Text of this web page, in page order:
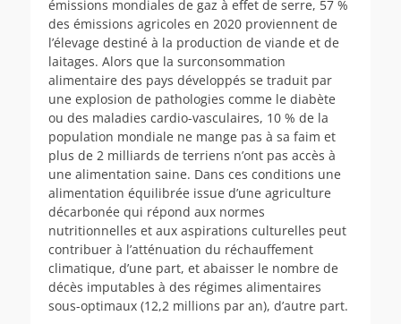
émissions mondiales de gaz à effet de serre, 57 %
des émissions agricoles en 2020 proviennent de
l’élevage destiné à la production de viande et de
laitages. Alors que la surconsommation
alimentaire des pays développés se traduit par
une explosion de pathologies comme le diabète
ou des maladies cardio-vasculaires, 10 % de la
population mondiale ne mange pas à sa faim et
plus de 2 milliards de terriens n’ont pas accès à
une alimentation saine. Dans ces conditions une
alimentation équilibrée issue d’une agriculture
décarbonée qui répond aux normes
nutritionnelles et aux aspirations culturelles peut
contribuer à l’atténuation du réchauffement
climatique, d’une part, et abaisser le nombre de
décès imputables à des régimes alimentaires
sous-optimaux (12,2 millions par an), d’autre part.